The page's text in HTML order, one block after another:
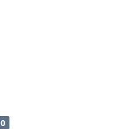
0